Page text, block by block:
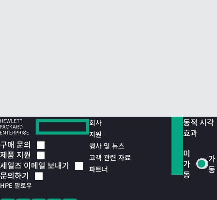
구매 문의
제품 지원
세일즈 이메일 보내기
문의하기
HPE 팔로우
회사
지원
행사 및 뉴스
고객 관련 자료
파트너
동적 시각
효과
미
가
동
가
동